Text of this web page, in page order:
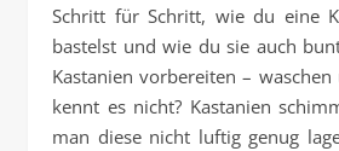
Schritt für Schritt, wie du eine
bastelst und wie du sie auch
Kastanien vorbereiten –
kennt es nicht? Kastanien
man diese nicht luftig genug